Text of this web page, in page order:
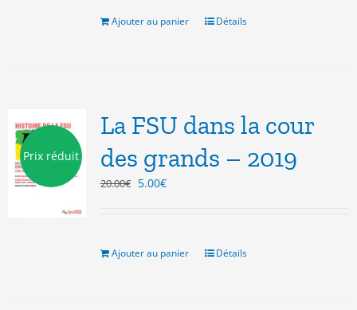
10.00€.5.00€.
Ajouter au panier Détails
Prix réduit
La FSU dans la cour
des grands – 2019
20.00€ Le
20.00€.
5.00€Le
5.00€.
Ajouter au panier Détails